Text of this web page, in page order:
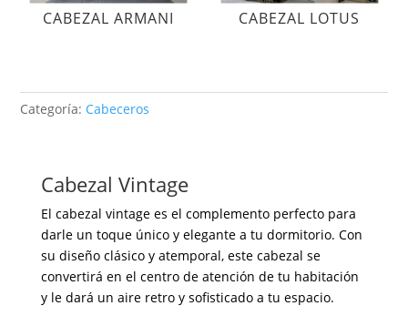
CABEZAL ARMANI CABEZAL LOTUS
Categoría: Cabeceros
Cabezal Vintage
El cabezal vintage es el complemento perfecto para
darle un toque único y elegante a tu dormitorio. Con
su diseño clásico y atemporal, este cabezal se
convertirá en el centro de atención de tu habitación
y le dará un aire retro y sofisticado a tu espacio.